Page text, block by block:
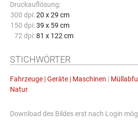
Druckauflösung:
300 dpi: 20 x 29 cm
150 dpi: 39 x 59 cm
72 dpi: 81 x 122 cm
STICHWÖRTER
Fahrzeuge | Geräte | Maschinen |
Natur
Download des Bildes erst nach Login